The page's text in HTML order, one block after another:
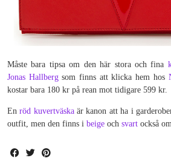
Måste bara tipsa om den här stora och fina
Jonas Hallbergsom finns att klicka hem hos
kostar bara 180 kr på rean mot tidigare 599 kr.
Enröd kuvertväskaär kanon att ha i
outfit, men den finns i beige och svart också